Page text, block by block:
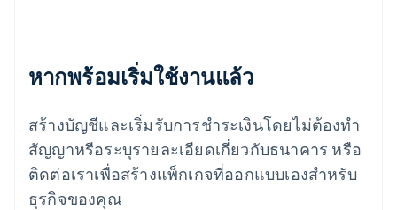
หากพร้อมเริ่มใช้งานแล้ว
สร้างบัญชีและเริ่มรับการชำระเงินโดยไม่ต้องทำ
สัญญาหรือระบุรายละเอียดเกี่ยวกับธนาคาร หรือ
ติดต่อเราเพื่อสร้างแพ็กเกจที่ออกแบบเองสำหรับ
ธุรกิจของคุณ
English
ลักเซมเบิร์ก
ลัตเวีย
English
ลิกเตนสไตน์
DeutschEnglish
ลิทัวเนีย